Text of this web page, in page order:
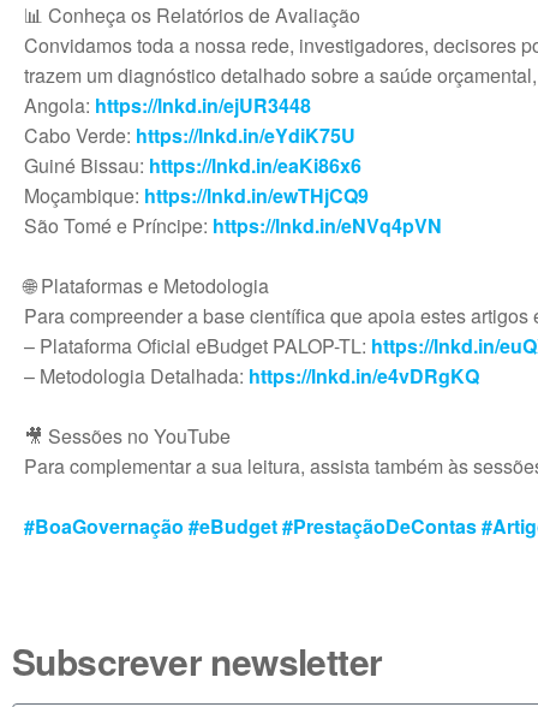
📊 Conheça os Relatórios de Avaliação
Convidamos toda a nossa rede, investigadores, decisores
trazem um diagnóstico detalhado sobre a saúde
Angola: https://lnkd.in/ejUR3448
Cabo Verde: https://lnkd.in/eYdiK75U
Guiné Bissau: https://lnkd.in/eaKi86x6
Moçambique: https://lnkd.in/ewTHjCQ9
São Tomé e Príncipe: https://lnkd.in/eNVq4pVN
🌐 Plataformas e Metodologia
Para compreender a base científica que apoia estes
– Plataforma Oficial eBudget PALOP-TL: https://lnkd.in/
– Metodologia Detalhada: https://lnkd.in/e4vDRgKQ
🎥 Sessões no YouTube
Para complementar a sua leitura, assista também às
#BoaGovernação #eBudget#PrestaçãoDeContas
Subscrever newsletter